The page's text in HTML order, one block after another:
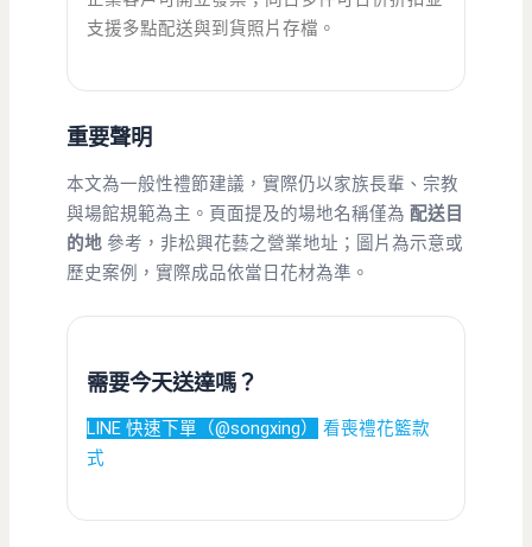
支援多點配送與到貨照片存檔。
重要聲明
本文為一般性禮節建議，實際仍以家族長輩、宗教
與場館規範為主。頁面提及的場地名稱僅為配送目
的地 參考，非松興花藝之營業地址；圖片為示意或
歷史案例，實際成品依當日花材為準。
需要今天送達嗎？
LINE 快速下單（@songxing）
看喪禮花籃款
式